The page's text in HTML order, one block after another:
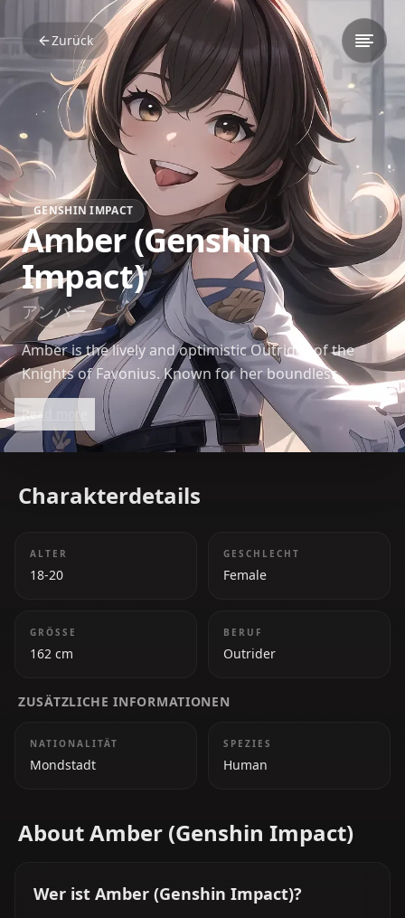
Zurück
GENSHIN IMPACT
Amber (Genshin
Impact)
アンバー
Amber is the lively and optimistic Outrider of the
Knights of Favonius. Known for her boundless
energy and enthusiasm, she is a beacon of positivity
in Mondstadt. Despite being the last remaining
Outrider, Amber works tirelessly to fulfill her duties,
to protect those in need.
Read more
Charakterdetails
ALTER
18-20
GESCHLECHT
Female
GRÖSSE
162 cm
BERUF
Outrider
ZUSÄTZLICHE INFORMATIONEN
NATIONALITÄT
Mondstadt
SPEZIES
Human
About Amber (Genshin Impact)
Wer ist Amber (Genshin Impact)?